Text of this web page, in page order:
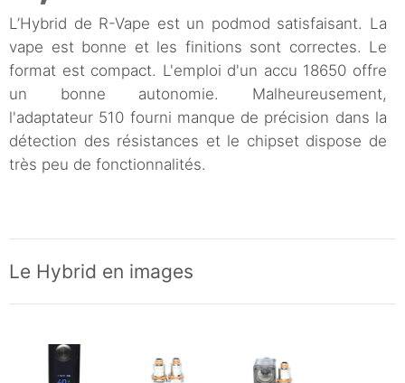
L’Hybrid de R-Vape est un podmod satisfaisant. La
vape est bonne et les finitions sont correctes. Le
format est compact. L'emploi d'un accu 18650 offre
un bonne autonomie. Malheureusement,
l'adaptateur 510 fourni manque de précision dans la
détection des résistances et le chipset dispose de
très peu de fonctionnalités.
Le Hybrid en images